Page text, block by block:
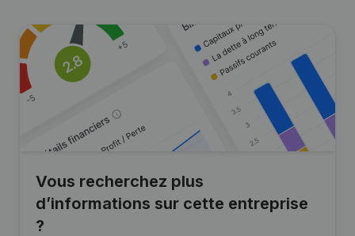
Vous recherchez plus
d’informations sur cette entreprise
?